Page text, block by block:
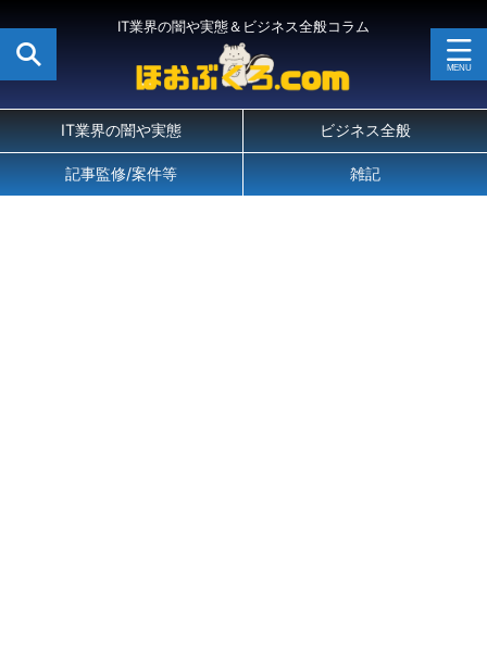
IT業界の闇や実態＆ビジネス全般コラム
IT業界の闇や実態 ビジネス全般
記事監修/案件等 雑記